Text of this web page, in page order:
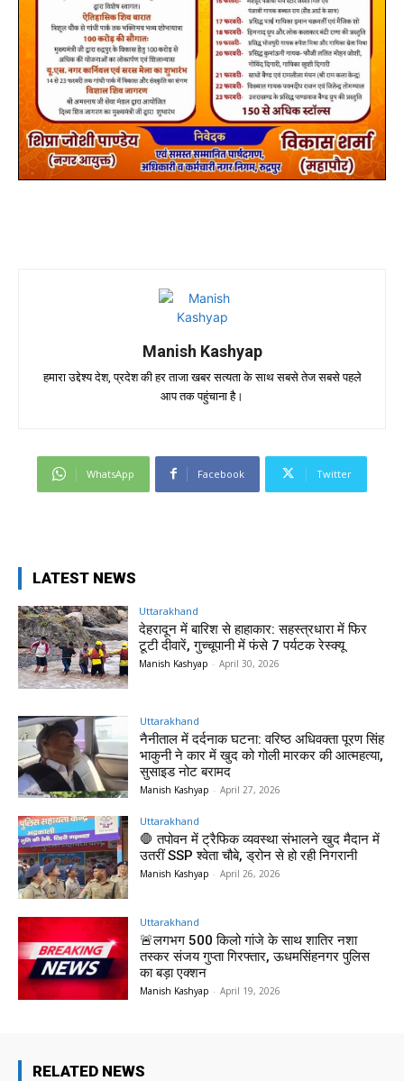
Manish Kashyap
हमारा उद्देश्य देश, प्रदेश की हर ताजा खबर सत्यता के साथ सबसे तेज सबसे पहले
आप तक पहुंचाना है।
WhatsApp Facebook Twitter
LATEST NEWS
Uttarakhand
देहरादून में बारिश से हाहाकार: सहस्त्रधारा में फिर
टूटी दीवारें, गुच्चूपानी में फंसे 7 पर्यटक रेस्क्यू
Manish Kashyap - April 30, 2026
Uttarakhand
नैनीताल में दर्दनाक घटना: वरिष्ठ अधिवक्ता पूरण सिंह
भाकुनी ने कार में खुद को गोली मारकर की आत्महत्या,
सुसाइड नोट बरामद
Manish Kashyap - April 27, 2026
Uttarakhand
🛑 तपोवन में ट्रैफिक व्यवस्था संभालने खुद मैदान में
उतरीं SSP श्वेता चौबे, ड्रोन से हो रही निगरानी
Manish Kashyap - April 26, 2026
Uttarakhand
🚨लगभग 500 किलो गांजे के साथ शातिर नशा
तस्कर संजय गुप्ता गिरफ्तार, ऊधमसिंहनगर पुलिस
का बड़ा एक्शन
Manish Kashyap - April 19, 2026
RELATED NEWS